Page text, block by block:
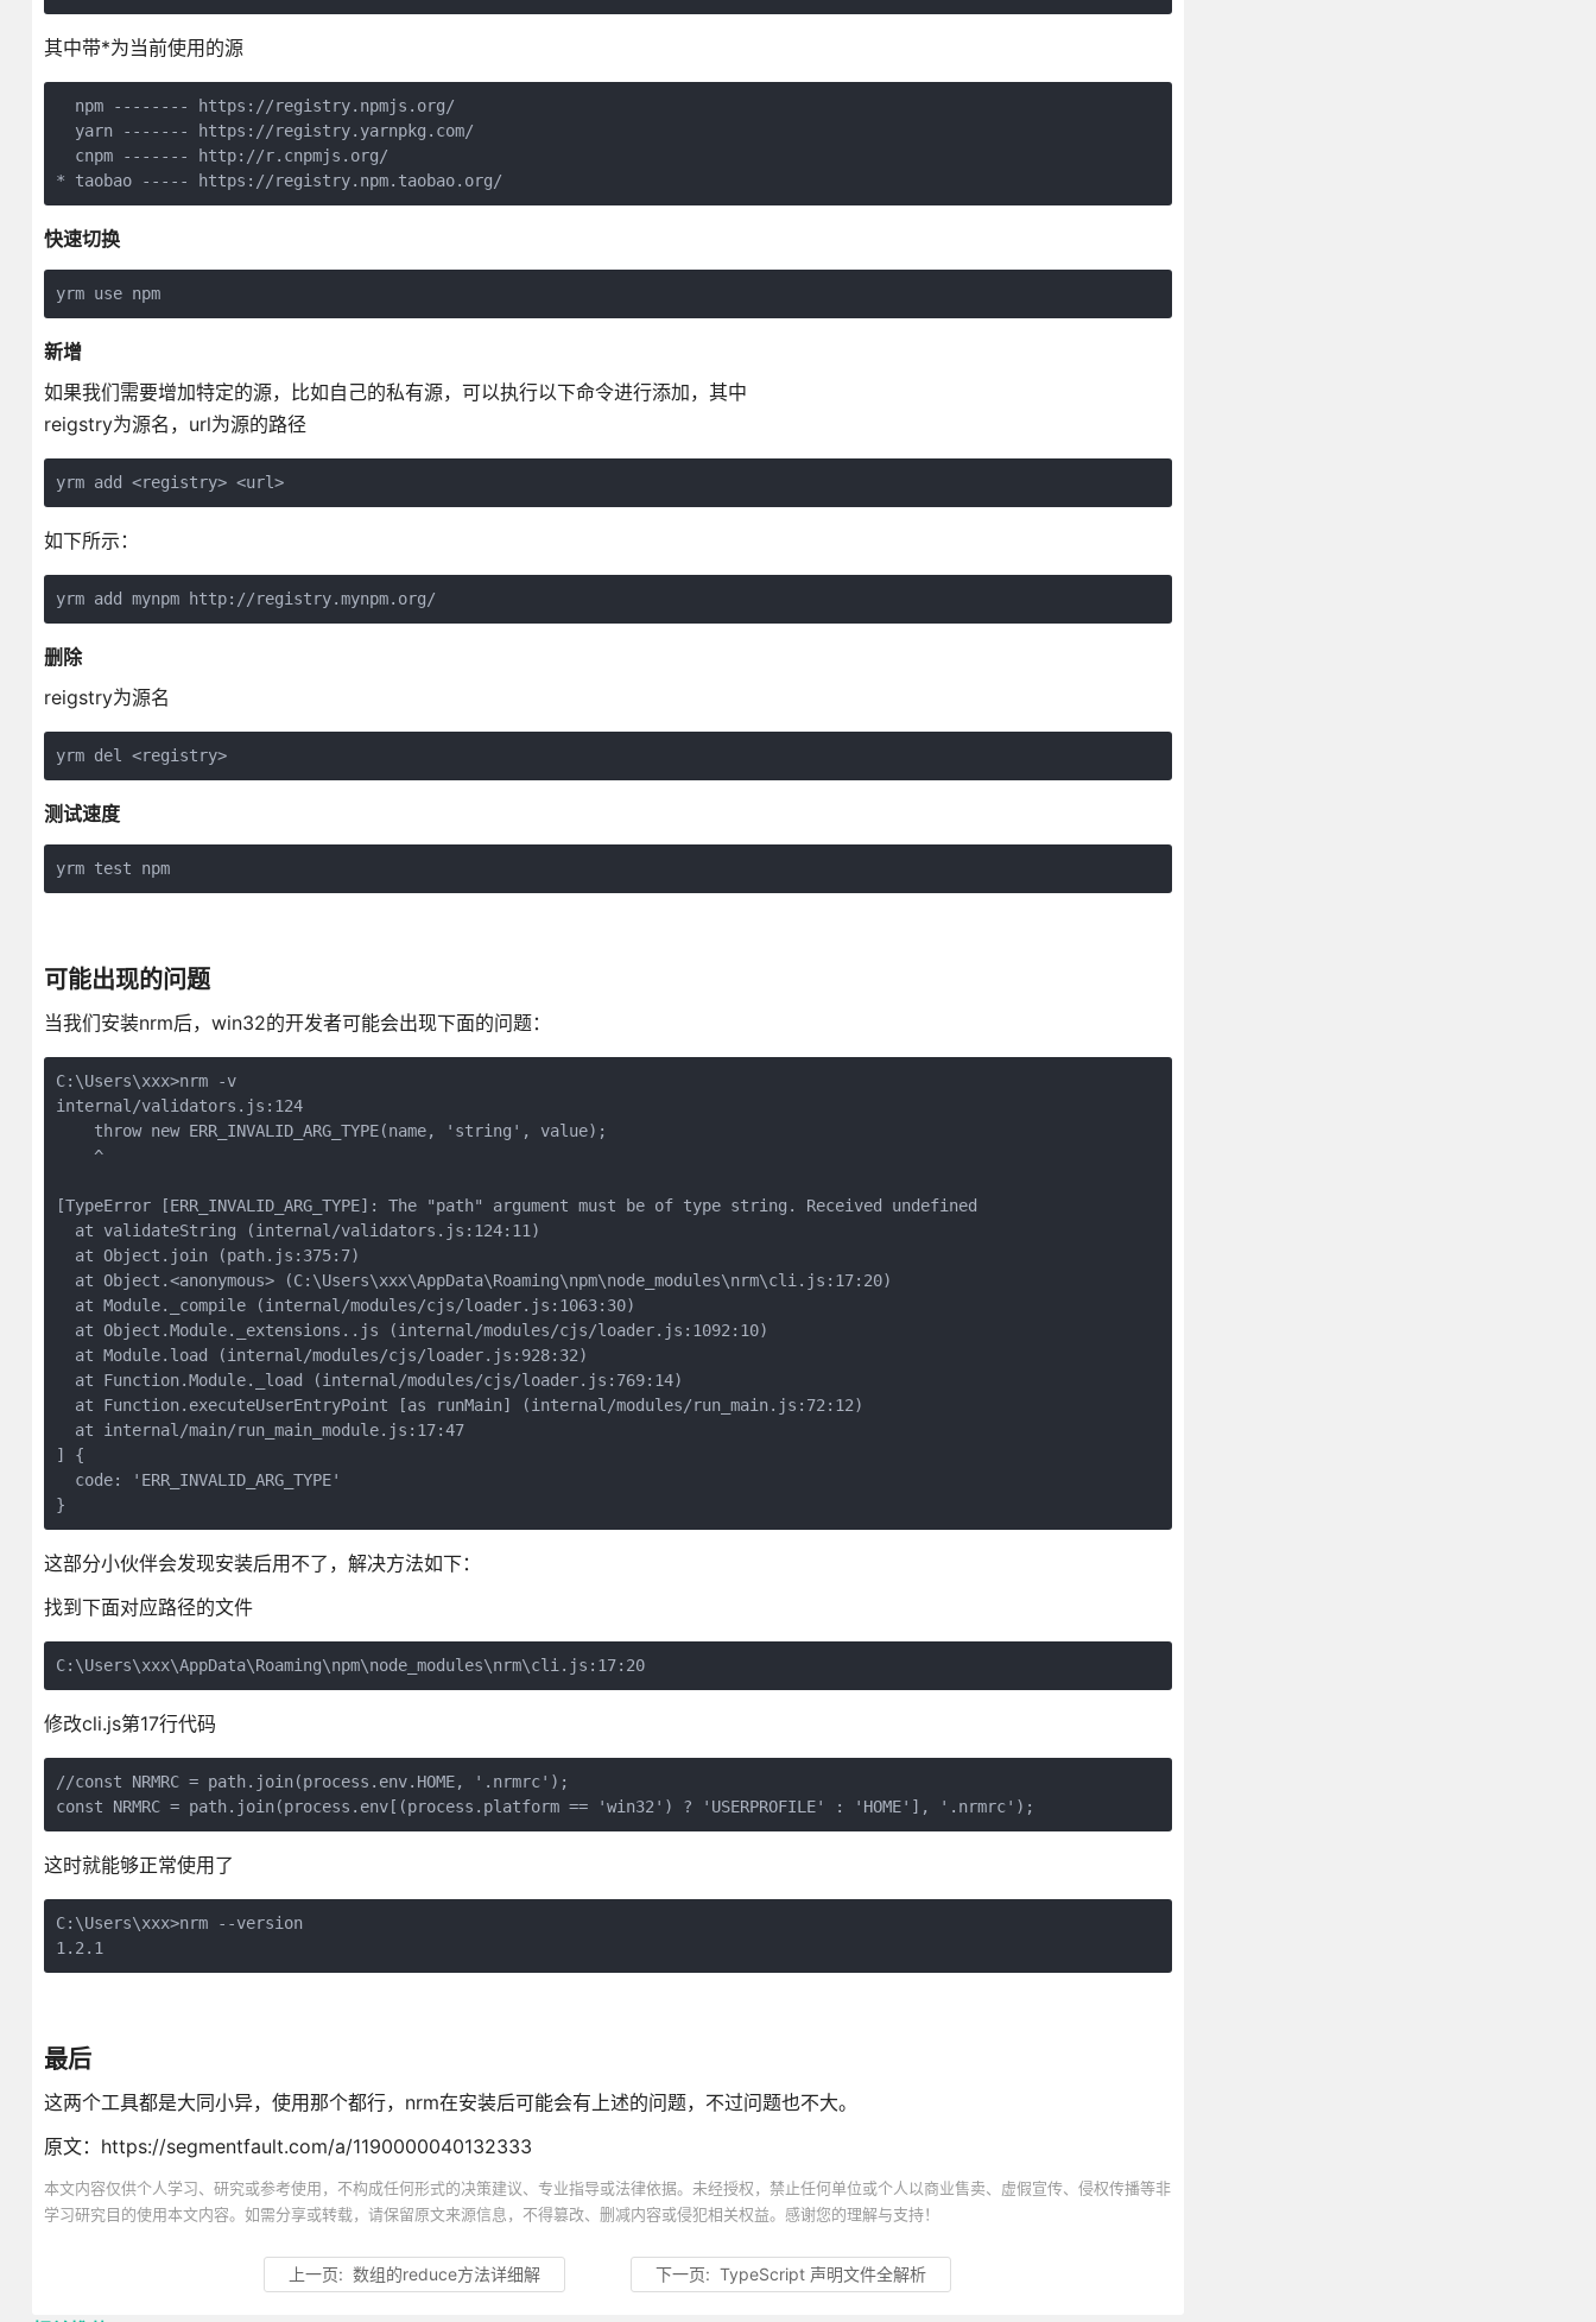
其中带*为当前使用的源
  npm -------- https://registry.npmjs.org/
  yarn ------- https://registry.yarnpkg.com/
  cnpm ------- http://r.cnpmjs.org/
* taobao ----- https://registry.npm.taobao.org/
快速切换
yrm use npm
新增
如果我们需要增加特定的源，比如自己的私有源，可以执行以下命令进行添加，其中
reigstry为源名，url为源的路径
yrm add <registry> <url>
如下所示：
yrm add mynpm http://registry.mynpm.org/
删除
reigstry为源名
yrm del <registry>
测试速度
yrm test npm
可能出现的问题
当我们安装nrm后，win32的开发者可能会出现下面的问题：
C:\Users\xxx>nrm -v
internal/validators.js:124
    throw new ERR_INVALID_ARG_TYPE(name, 'string', value);
    ^
[TypeError [ERR_INVALID_ARG_TYPE]: The "path" argument must be of type string. Received undefined
  at validateString (internal/validators.js:124:11)
  at Object.join (path.js:375:7)
  at Object.<anonymous> (C:\Users\xxx\AppData\Roaming\npm\node_modules\nrm\cli.js:17:20)
  at Module._compile (internal/modules/cjs/loader.js:1063:30)
  at Object.Module._extensions..js (internal/modules/cjs/loader.js:1092:10)
  at Module.load (internal/modules/cjs/loader.js:928:32)
  at Function.Module._load (internal/modules/cjs/loader.js:769:14)
  at Function.executeUserEntryPoint [as runMain] (internal/modules/run_main.js:72:12)
  at internal/main/run_main_module.js:17:47
] {
  code: 'ERR_INVALID_ARG_TYPE'
}
这部分小伙伴会发现安装后用不了，解决方法如下：
找到下面对应路径的文件
C:\Users\xxx\AppData\Roaming\npm\node_modules\nrm\cli.js:17:20
修改cli.js第17行代码
//const NRMRC = path.join(process.env.HOME, '.nrmrc');
这时就能够正常使用了
C:\Users\xxx>nrm --version
1.2.1
最后
这两个工具都是大同小异，使用那个都行，nrm在安装后可能会有上述的问题，不过问题也不大。
原文：https://segmentfault.com/a/1190000040132333
本文内容仅供个人学习、研究或参考使用，不构成任何形式的决策建议、专业指导或法律依据。未经授权，禁止任何单位或个人以商业售卖、虚假宣传、侵权传播等非
学习研究目的使用本文内容。如需分享或转载，请保留原文来源信息，不得篡改、删减内容或侵犯相关权益。感谢您的理解与支持！
上一页:数组的reduce方法详细解 下一页:TypeScript 声明文件全解析